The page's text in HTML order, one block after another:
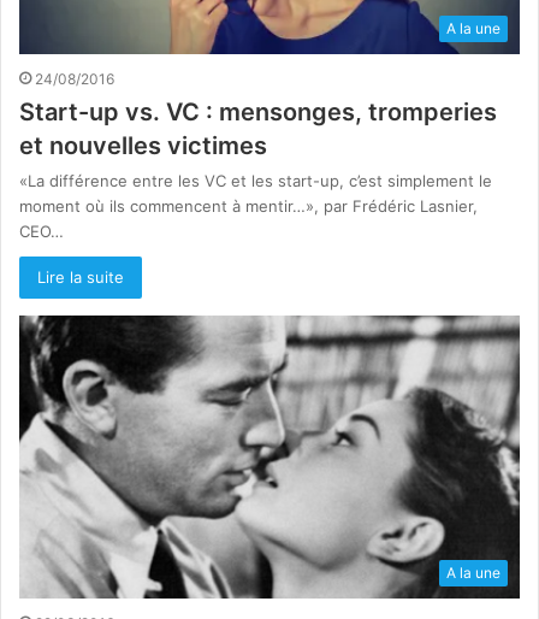
A la une
24/08/2016
Start-up vs. VC : mensonges, tromperies
et nouvelles victimes
«La différence entre les VC et les start-up, c’est simplement le
moment où ils commencent à mentir…», par Frédéric Lasnier,
CEO…
Lire la suite
A la une